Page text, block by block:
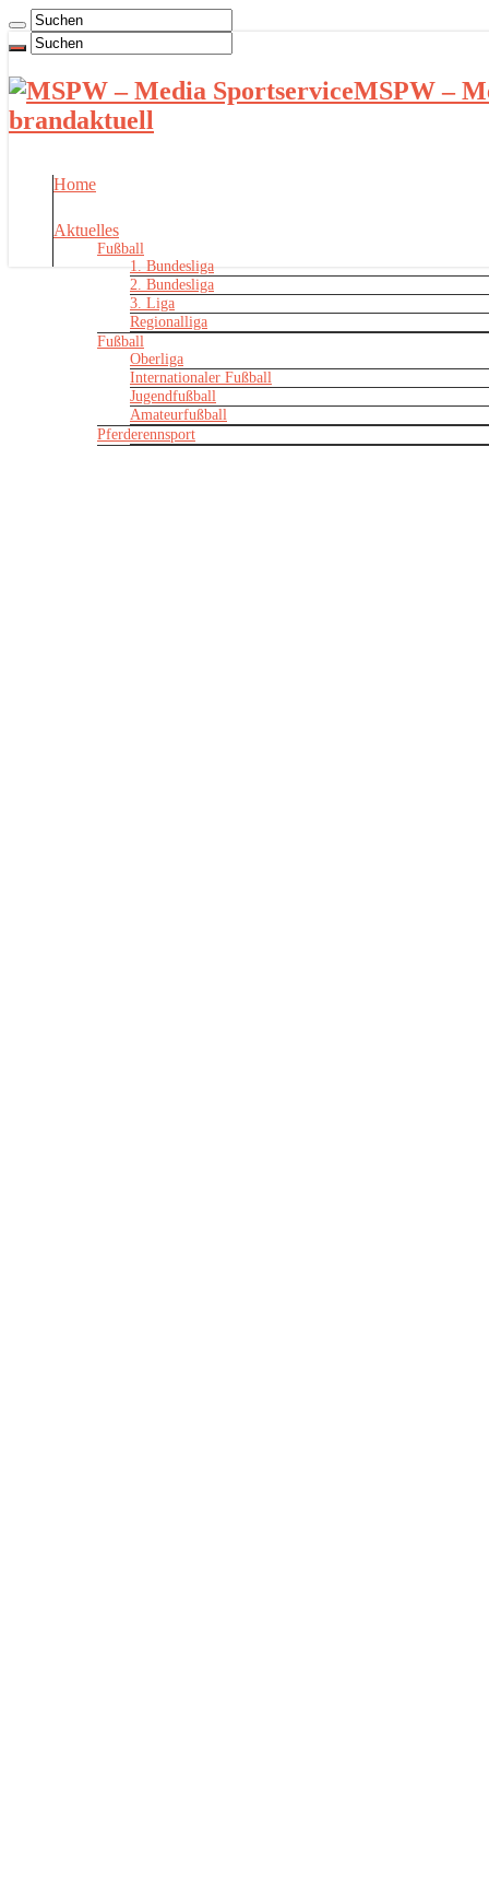
MSPW –
brandaktuell
Home
Aktuelles
Fußball
1. Bundesliga
2. Bundesliga
3. Liga
Regionalliga
Fußball
Oberliga
Internationaler Fußball
Jugendfußball
Amateurfußball
Pferderennsport